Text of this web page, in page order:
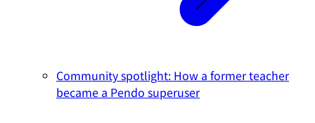
Community spotlight: How a former teacher
became a Pendo superuser